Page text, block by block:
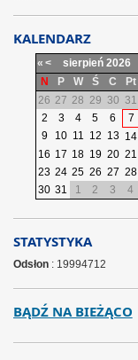
KALENDARZ
« < sierpień 2026
N
P W Ś C Pt
26 27 28 29 30 31
2
3 4 5 6 7
9
10 11 12 13 14
16 17 18 19 20 21
23 24 25 26 27 28
30 31 1 2 3 4
STATYSTYKA
Odsłon: 19994712
BĄDŹ NA BIEŻĄCO